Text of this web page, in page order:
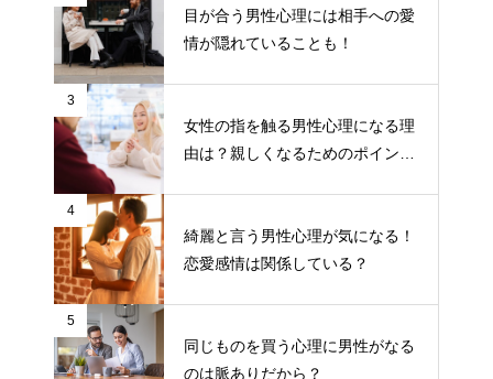
目が合う男性心理には相手への愛
情が隠れていることも！
3
女性の指を触る男性心理になる理
由は？親しくなるためのポイント
4
綺麗と言う男性心理が気になる！
恋愛感情は関係している？
5
同じものを買う心理に男性がなる
のは脈ありだから？